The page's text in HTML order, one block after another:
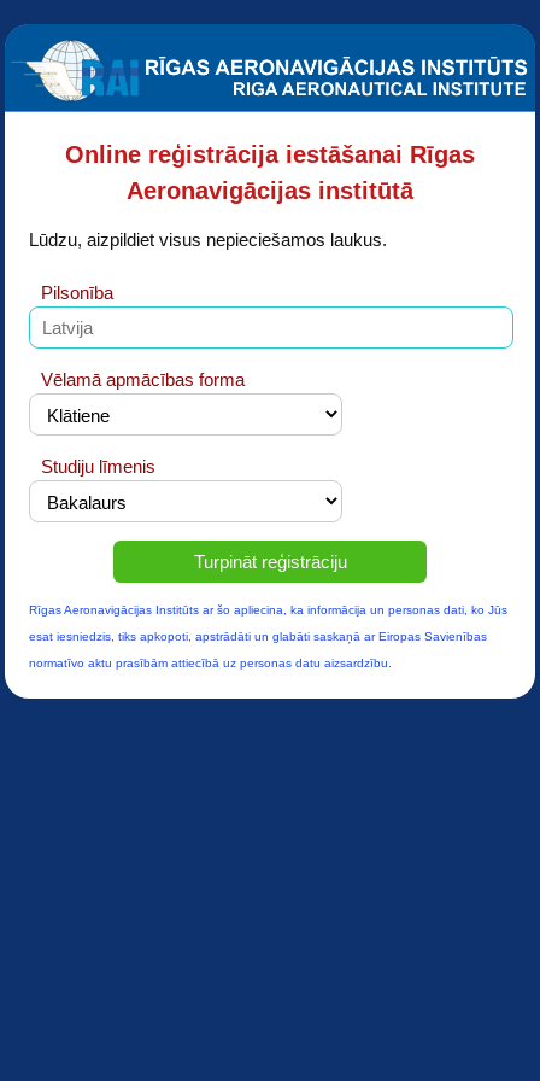
Online reģistrācija iestāšanai Rīgas
Aeronavigācijas institūtā
Lūdzu, aizpildiet visus nepieciešamos laukus.
Pilsonība
Vēlamā apmācības forma
Studiju līmenis
Turpināt reģistrāciju
Rīgas Aeronavigācijas Institūts ar šo apliecina, ka informācija un personas dati, ko Jūs
esat iesniedzis, tiks apkopoti, apstrādāti un glabāti saskaņā ar Eiropas Savienības
normatīvo aktu prasībām attiecībā uz personas datu aizsardzību.